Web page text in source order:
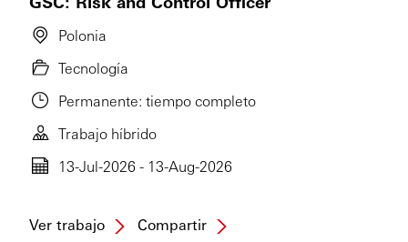
Polonia
Tecnología
Permanente: tiempo completo
Trabajo híbrido
13-Jul-2026 - 13-Aug-2026
Ver trabajo Compartir